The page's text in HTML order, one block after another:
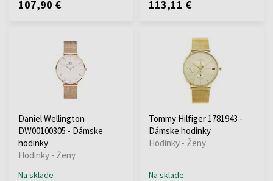
107,90 € 113,11 €
Daniel Wellington
DW00100305 - Dámske
hodinky
Hodinky - Ženy
Na sklade
Tommy Hilfiger 1781943 -
Dámske hodinky
Hodinky - Ženy
Na sklade